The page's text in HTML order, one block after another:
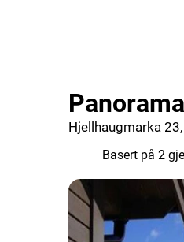
Hjellhaugmarka
Basert på 2